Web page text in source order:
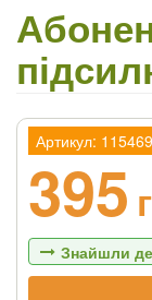
Артикул: 115469
395
Знайшли